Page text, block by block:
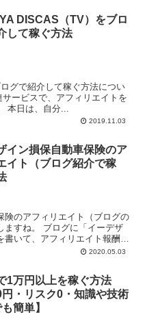
DISCAS（TV）をブロ
して稼ぐ方法
グで紹介して稼ぐ方法につい
したいブロガーの皆様、こんにちは。 本日は、自分...
2019.11.03
イン損保自動車保険のア
イト（ブログ紹介で稼
険のアフィリエイト（ブログの
「イーデザ
書いて、アフィリエイト報酬を
2020.05.03
1万円以上を稼ぐ方法
円・リスク0・知識や技術
簡単】